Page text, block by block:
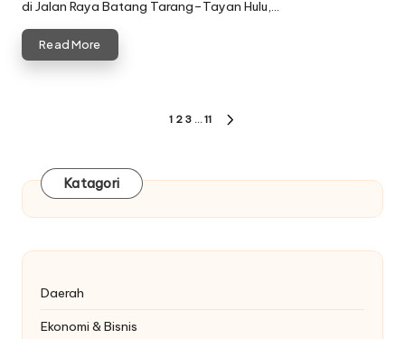
di Jalan Raya Batang Tarang–Tayan Hulu,…
Read More
1 2 3 … 11
Katagori
Daerah
Ekonomi & Bisnis